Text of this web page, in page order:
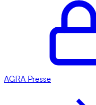
AGRA Presse